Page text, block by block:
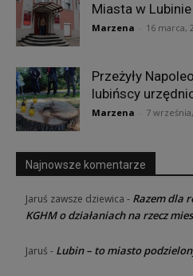
Miasta w
Marzena 16 marca,
Przeżyły
lubińscy
Marzena 7
Najnowsze komentarze
Jaruś zawsze dziewica - Razem dla
KGHM o działaniach na rzecz
Jaruś - Lubin – to miasto